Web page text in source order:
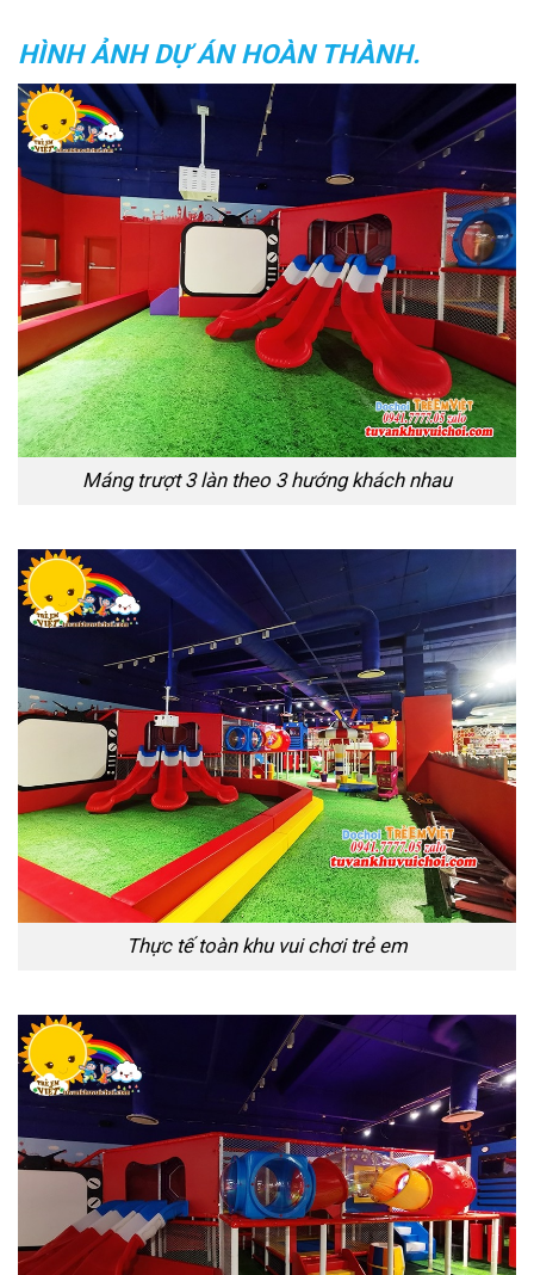
HÌNH ẢNH DỰ ÁN HOÀN THÀNH.
Máng trượt 3 làn theo 3 hướng khách nhau
Thực tế toàn khu vui chơi trẻ em